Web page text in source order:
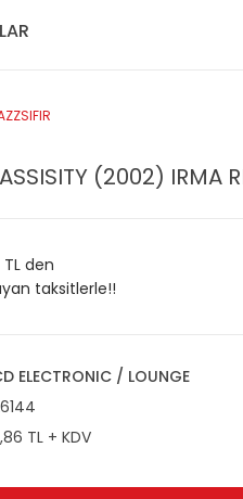
(2002) IRMA
TL den
taksitlerle!!
ELECTRONIC / LOUNGE
TL + KDV